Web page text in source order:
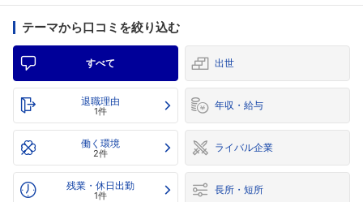
テーマから口コミを絞り込む
すべて 出世
退職理由
1件 年収・給与
働く環境
2件 ライバル企業
残業・休日出勤
1件 長所・短所